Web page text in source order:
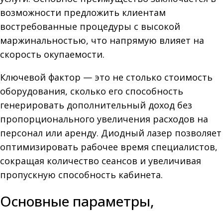
возможности предложить клиентам
востребованные процедуры с высокой
маржинальностью, что напрямую влияет на
скорость окупаемости.
Ключевой фактор — это не столько стоимость
оборудования, сколько его способность
генерировать дополнительный доход без
пропорционального увеличения расходов на
персонал или аренду. Диодный лазер позволяет
оптимизировать рабочее время специалистов,
сокращая количество сеансов и увеличивая
пропускную способность кабинета.
Основные параметры,